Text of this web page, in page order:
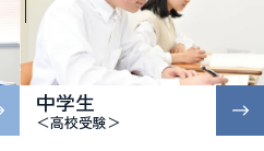
中学生
＜高校受験＞